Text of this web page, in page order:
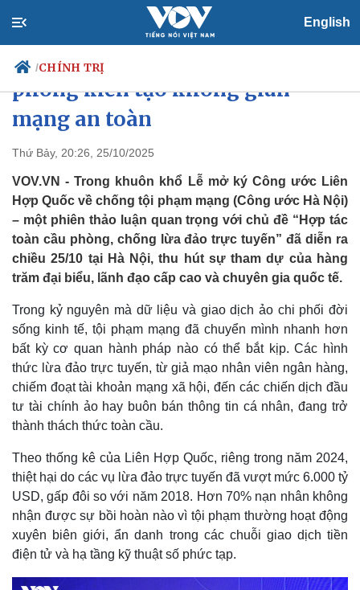
English
/CHÍNH TRỊ
Chính trị
Tổ chức nhân sự
Quốc hội
Nhận diện sự thật
Tin 24h
Dự báo thời tiết
Giáo dục
Dấu ấn VOV
Việc làm
Biển đảo
Công ước Hà Nội: Việt Nam tiên
phong kiến tạo không gian
mạng an toàn
Thứ Bảy, 20:26, 25/10/2025
VOV.VN - Trong khuôn khổ Lễ mở ký Công ước Liên
Hợp Quốc về chống tội phạm mạng (Công ước Hà Nội)
– một phiên thảo luận quan trọng với chủ đề “Hợp tác
toàn cầu phòng, chống lừa đảo trực tuyến” đã diễn ra
chiều 25/10 tại Hà Nội, thu hút sự tham dự của hàng
trăm đại biểu, lãnh đạo cấp cao và chuyên gia quốc tế.
Trong kỷ nguyên mà dữ liệu và giao dịch ảo chi phối đời
sống kinh tế, tội phạm mạng đã chuyển mình nhanh hơn
bất kỳ cơ quan hành pháp nào có thể bắt kịp. Các hình
thức lừa đảo trực tuyến, từ giả mạo nhân viên ngân hàng,
chiếm đoạt tài khoản mạng xã hội, đến các chiến dịch đầu
tư tài chính ảo hay buôn bán thông tin cá nhân, đang trở
thành thách thức toàn cầu.
Theo thống kê của Liên Hợp Quốc, riêng trong năm 2024,
thiệt hại do các vụ lừa đảo trực tuyến đã vượt mức 6.000 tỷ
USD, gấp đôi so với năm 2018. Hơn 70% nạn nhân không
nhận được sự bồi hoàn nào vì tội phạm thường hoạt động
xuyên biên giới, ẩn danh trong các chuỗi giao dịch tiền
điện tử và hạ tầng kỹ thuật số phức tạp.